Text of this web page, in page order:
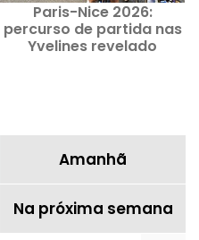
Paris-Nice 2026:
percurso de partida nas
Yvelines revelado
Amanhã
Na próxima semana